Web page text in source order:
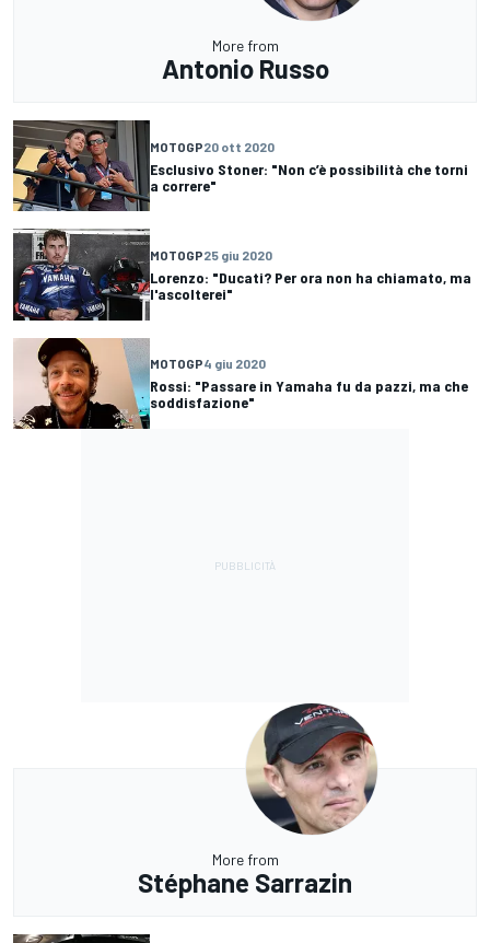
More from
Antonio Russo
MOTOGP20 ott 2020
Esclusivo Stoner: "Non c’è possibilità che torni
a correre"
MOTOGP25 giu 2020
Lorenzo: "Ducati? Per ora non ha chiamato, ma
l'ascolterei"
MOTOGP4 giu 2020
Rossi: "Passare in Yamaha fu da pazzi, ma che
soddisfazione"
More from
Stéphane Sarrazin